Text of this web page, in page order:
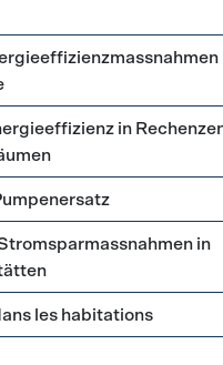
in
in
les habitations